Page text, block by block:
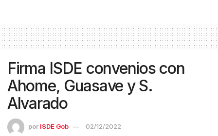
Firma ISDE convenios con
Ahome, Guasave y S.
Alvarado
por ISDE Gob
02/12/2022